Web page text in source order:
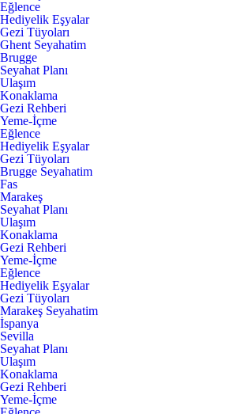
Eğlence
Hediyelik Eşyalar
Gezi Tüyoları
Ghent Seyahatim
Brugge
Seyahat Planı
Ulaşım
Konaklama
Gezi Rehberi
Yeme-İçme
Eğlence
Hediyelik Eşyalar
Gezi Tüyoları
Brugge Seyahatim
Fas
Marakeş
Seyahat Planı
Ulaşım
Konaklama
Gezi Rehberi
Yeme-İçme
Eğlence
Hediyelik Eşyalar
Gezi Tüyoları
Marakeş Seyahatim
İspanya
Sevilla
Seyahat Planı
Ulaşım
Konaklama
Gezi Rehberi
Yeme-İçme